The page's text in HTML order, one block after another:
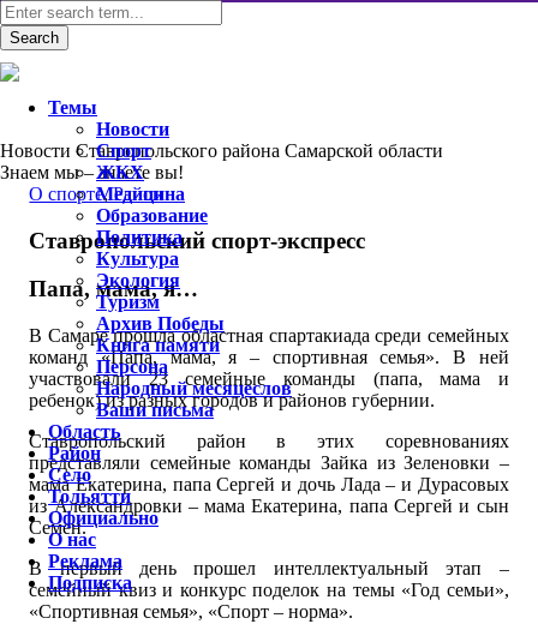
Новости Ставропольского района Самарской области
Знаем мы – знаете вы!
O спорте,Район
Ставропольский спорт-экспресс
Папа, мама, я…
В Самаре прошла областная спартакиада среди семейных
команд «Папа, мама, я – спортивная семья». В ней
участвовали 23 семейные команды (папа, мама и
ребенок) из разных городов и районов губернии.
Ставропольский район в этих соревнованиях
представляли семейные команды Зайка из Зеленовки –
мама Екатерина, папа Сергей и дочь Лада – и Дурасовых
из Александровки – мама Екатерина, папа Сергей и сын
Семен.
В первый день прошел интеллектуальный этап –
семейный квиз и конкурс поделок на темы «Год семьи»,
«Спортивная семья», «Спорт – норма».
Темы
Новости
Спорт
ЖКХ
Медицина
Образование
Политика
Культура
Экология
Туризм
Архив Победы
Книга памяти
Персона
Народный месяцеслов
Ваши письма
Область
Район
Село
Тольятти
Официально
О нас
Реклама
Подписка